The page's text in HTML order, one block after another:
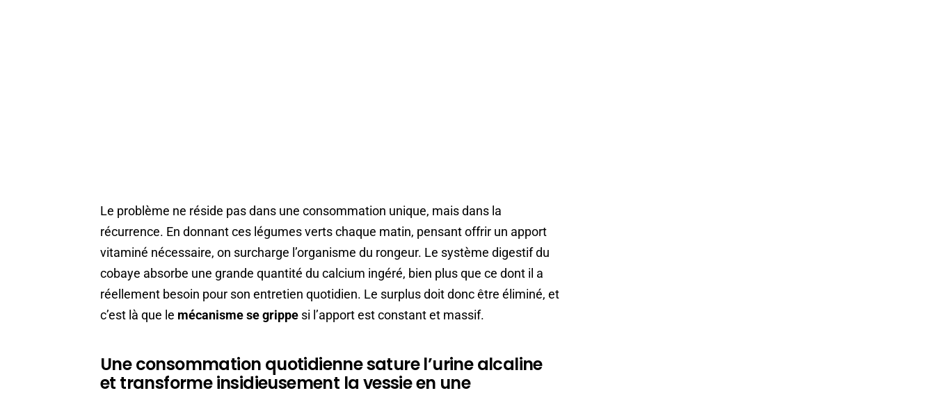
Le problème ne réside pas dans une consommation unique, mais dans la
récurrence. En donnant ces légumes verts chaque matin, pensant offrir un apport
vitaminé nécessaire, on surcharge l’organisme du rongeur. Le système digestif du
cobaye absorbe une grande quantité du calcium ingéré, bien plus que ce dont il a
réellement besoin pour son entretien quotidien. Le surplus doit donc être éliminé, et
c’est là que le mécanisme se grippe si l’apport est constant et massif.
Une consommation quotidienne sature l’urine alcaline
et transforme insidieusement la vessie en une